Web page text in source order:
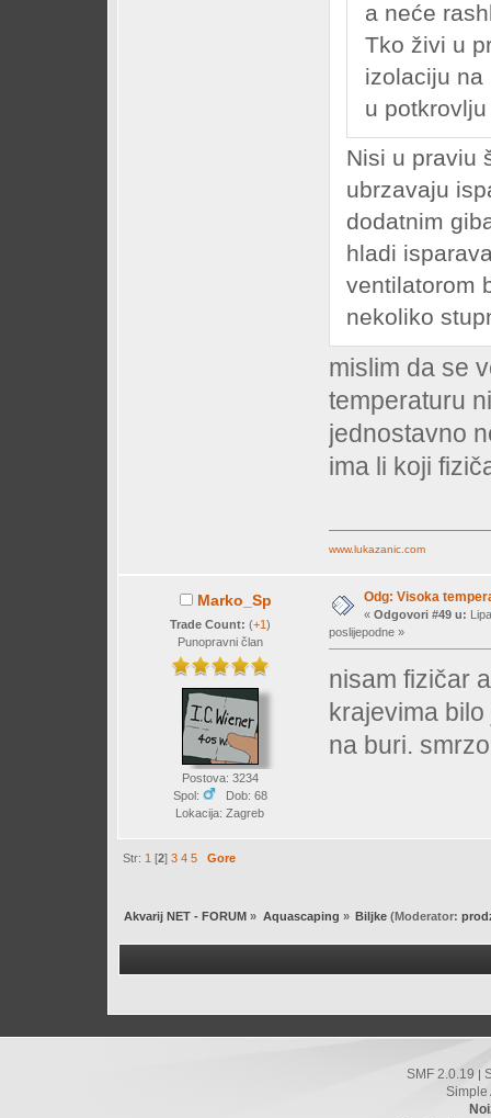
a neće
Tko živi u
izolaciju na
u
Nisi u praviu
ubrzavaju
dodatnim
hladi
ventilatorom
nekoliko
mislim da se
temperaturu
jednostavno
ima li koji
www.lukazanic.com
Marko_Sp
Trade Count: (+1)
Punopravni član
Postova: 3234
Spol:
Dob: 68
Lokacija: Zagreb
Odg: Visoka
« Odgovori #49 u:
poslijepodne »
nisam fizičar
krajevima
na buri.
Str: 1 [2]3 4 5 Gore
Akvarij NET - FORUM » Aquascaping » Biljke (Moderator:
SMF 2.0.19 |
Simple